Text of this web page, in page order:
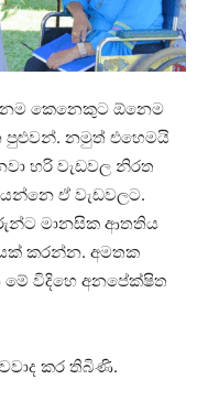
කෙනෙකුට ඕනෙම
පුළුවන්. නමුත් එහෙමයි
හරි වැඩවල නිරත
ඒ වැඩවලට.
මානසික ආතතිය
කරන්න. අමතක
විදිහෙ අනපේක්ෂිත
කර තිබිණි.